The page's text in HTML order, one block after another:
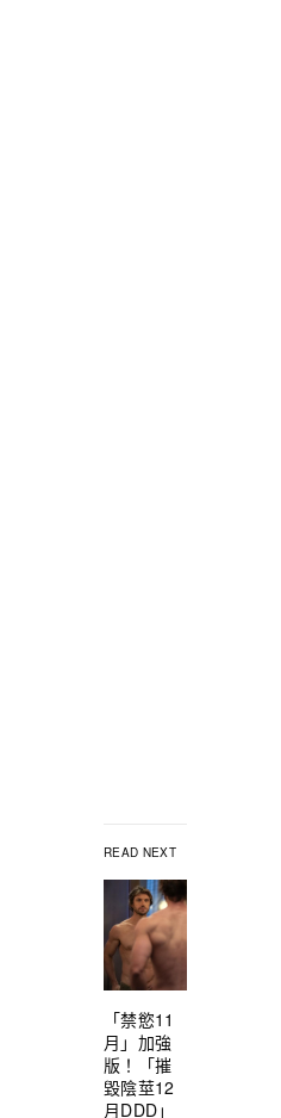
READ NEXT
「禁慾11
月」加強
版！「摧
毀陰莖12
月DDD」